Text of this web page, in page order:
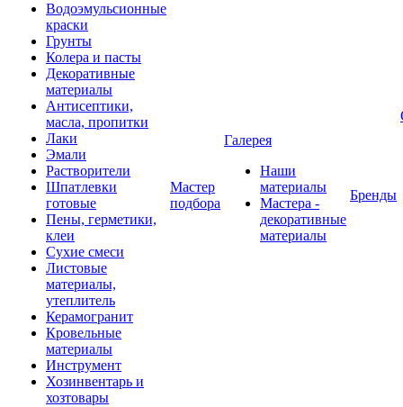
Водоэмульсионные
краски
Грунты
Колера и пасты
Декоративные
материалы
Антисептики,
масла, пропитки
Лаки
Эмали
Растворители
Шпатлевки
готовые
Пены, герметики,
клеи
Сухие смеси
Листовые
материалы,
утеплитель
Керамогранит
Кровельные
материалы
Инструмент
Хозинвентарь и
хозтовары
Мастер
подбора
Галерея
Наши
материалы
Мастера -
декоративные
материалы
Бренды